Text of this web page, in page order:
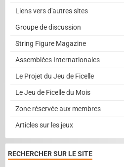
Liens vers d'autres sites
Groupe de discussion
String Figure Magazine
Assemblées Internationales
Le Projet du Jeu de Ficelle
Le Jeu de Ficelle du Mois
Zone réservée aux membres
Articles sur les jeux
RECHERCHER SUR LE SITE